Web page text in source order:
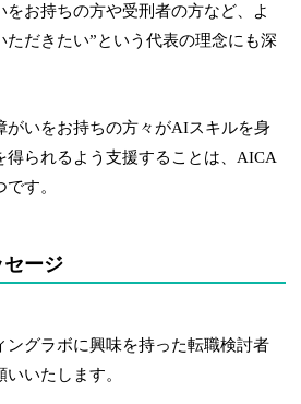
をお持ちの方や受刑者の方など、よ
ただきたい”という代表の理念にも深
がいをお持ちの方々がAIスキルを身
得られるよう支援することは、AICA
す。
ージ
ングラボに興味を持った転職検討者
いたします。